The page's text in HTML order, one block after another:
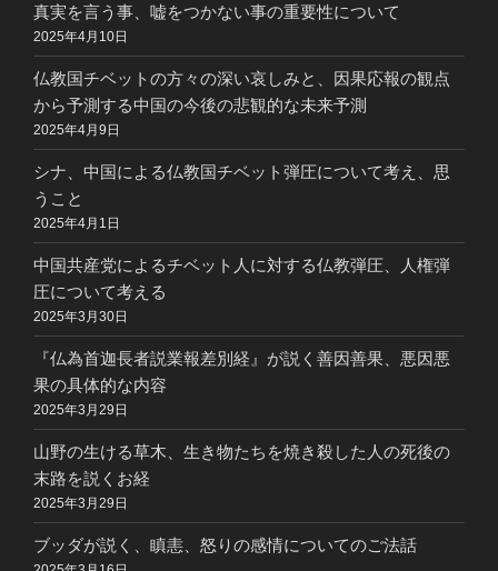
真実を言う事、嘘をつかない事の重要性について
2025年4月10日
仏教国チベットの方々の深い哀しみと、因果応報の観点
から予測する中国の今後の悲観的な未来予測
2025年4月9日
シナ、中国による仏教国チベット弾圧について考え、思
うこと
2025年4月1日
中国共産党によるチベット人に対する仏教弾圧、人権弾
圧について考える
2025年3月30日
『仏為首迦長者説業報差別経』が説く善因善果、悪因悪
果の具体的な内容
2025年3月29日
山野の生ける草木、生き物たちを焼き殺した人の死後の
末路を説くお経
2025年3月29日
ブッダが説く、瞋恚、怒りの感情についてのご法話